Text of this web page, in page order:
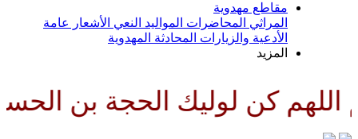
مقاطع مهدوية
المراثي المحاضرات المواليد النعي الأشعار
عامة
الأدعية والزيارات المحادثة المهدوية
المزيد
الحجة بن الحسن صلواتك